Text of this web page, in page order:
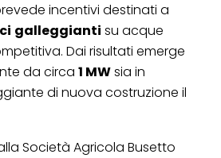
incentivi destinati a
galleggianti su acque
Dai risultati emerge
da circa 1 MWsia in
di nuova costruzione il
Società Agricola Busetto